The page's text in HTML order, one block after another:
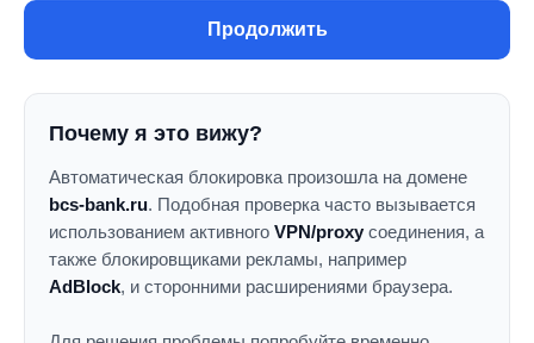
Продолжить
Почему я это вижу?
Автоматическая блокировка произошла на домене
bcs-bank.ru. Подобная проверка часто вызывается
использованием активного VPN/proxy соединения, а
также блокировщиками рекламы, например
AdBlock, и сторонними расширениями браузера.